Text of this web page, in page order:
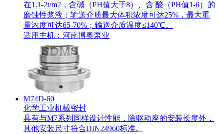
在1.1-2t/m2，含碱（PH值大于8）、含 酸（PH值1-6）的
磨蚀性浆液；输送介质最大体积浓度可达25%，最大重
量浓度可达65-70%；输送介质温度≤140℃。
适用主机： 河南博奥泵业
M74D-60
化学工业机械密封
具有与M7系列同样设计性能，除驱动座的安装长度外，
其他安装尺寸符合DIN24960标准。